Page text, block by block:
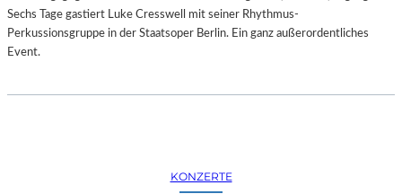
Sechs Tage gastiert Luke Cresswell mit seiner Rhythmus-
Perkussionsgruppe in der Staatsoper Berlin. Ein ganz außerordentliches
Event.
KONZERTE